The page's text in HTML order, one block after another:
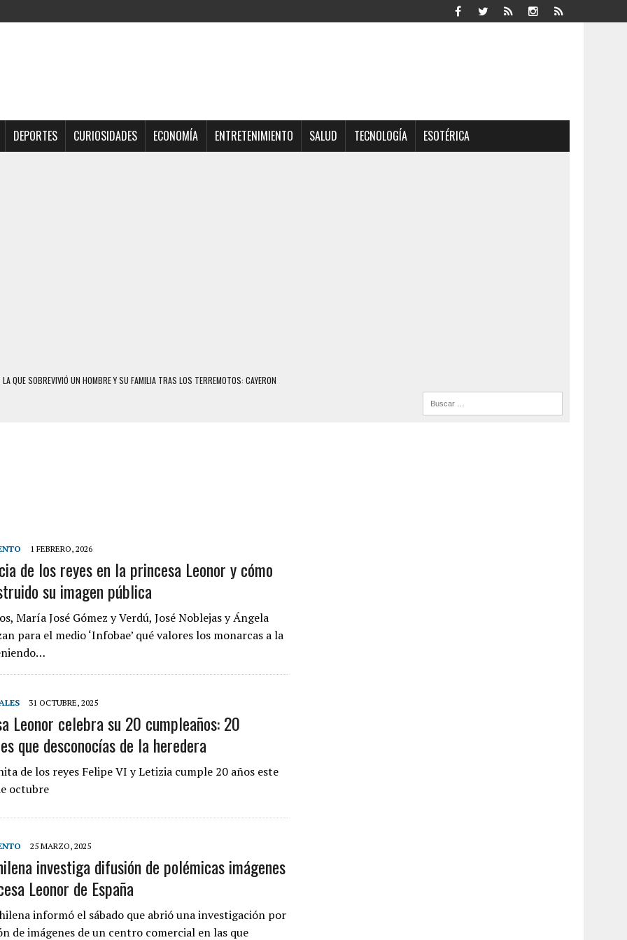
DEPORTES CURIOSIDADES ECONOMÍA ENTRETENIMIENTO SALUD TECNOLOGÍA ESOTÉRICA
LA QUE SOBREVIVIÓ UN HOMBRE Y SU FAMILIA TRAS LOS TERREMOTOS: CAYERON
DE CARACAS CON MÁS DE 20 PERSONAS ADENTRO
HALLARON EL CUERPO DENTRO DE SU CASA
SER ACOSADA Y ABUSADA POR LA PAREJA DE SU ABUELA
UNA ADOLESCENTE VENEZOLANA EN REUNIÓN CON AMIGOS
DESENCADENÓ TRAGEDIA FAMILIAR
A UNA ADOLESCENTE DE 13 AÑOS TRAS ABUSAR DE ELLA
1 FEBRERO, 2026
de los reyes en la princesa Leonor y cómo
su imagen pública
María José Gómez y Verdú, José Noblejas y Ángela
para el medio ‘Infobae’ qué valores los monarcas a la
31 OCTUBRE, 2025
Leonor celebra su 20 cumpleaños: 20
que desconocías de la heredera
de los reyes Felipe VI y Letizia cumple 20 años este
octubre
25 MARZO, 2025
investiga difusión de polémicas imágenes
Leonor de España
informó el sábado que abrió una investigación por
de imágenes de un centro comercial en las que